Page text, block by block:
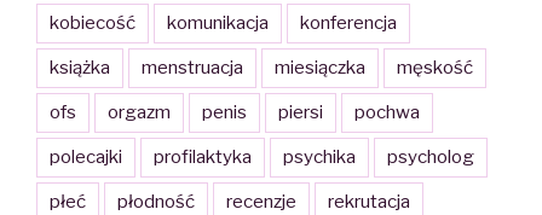
kobiecość komunikacja konferencja
książka menstruacja miesiączka męskość
ofs orgazm penis piersi pochwa
polecajki profilaktyka psychika psycholog
płeć płodność recenzje rekrutacja